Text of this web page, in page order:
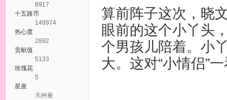
8917
十五路币
149974
热心度
2892
贡献值
5133
玫瑰花
5
星座
天秤座
算前阵子这次，晓
眼前的这个小丫头
个男孩儿陪着。小
大。这对“小情侣”